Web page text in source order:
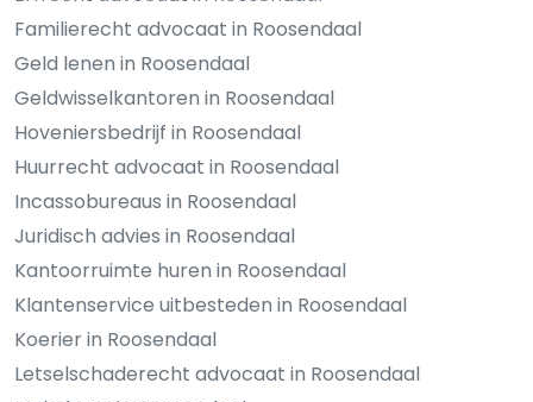
Familierecht advocaat in Roosendaal
Geld lenen in Roosendaal
Geldwisselkantoren in Roosendaal
Hoveniersbedrijf in Roosendaal
Huurrecht advocaat in Roosendaal
Incassobureaus in Roosendaal
Juridisch advies in Roosendaal
Kantoorruimte huren in Roosendaal
Klantenservice uitbesteden in Roosendaal
Koerier in Roosendaal
Letselschaderecht advocaat in Roosendaal